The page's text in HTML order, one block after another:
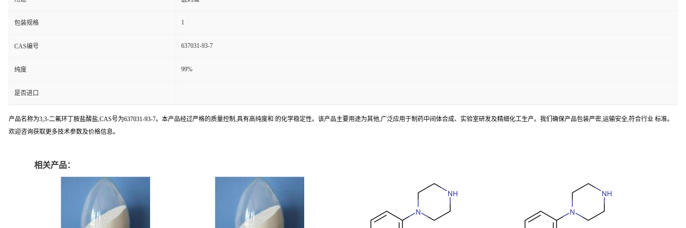
包装规格 1
CAS编号 637031-93-7
纯度 99%
是否进口
产品名称为3,3-二氟环丁胺盐酸盐,CAS号为637031-93-7。本产品经过严格的质量控制,具有高纯度和 的化学稳定性。该产品主要用途为其他,广泛应用于制药中间体合成、实验室研发及精细化工生产。我们确保产品包装严密,运输安全,符合行业 标准。
欢迎咨询获取更多技术参数及价格信息。
相关产品：